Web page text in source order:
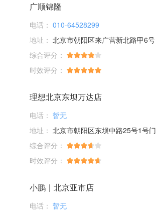
广顺锦隆
电话： 010-64528299
地址： 北京市朝阳区来广营新北路甲6号
综合评分：
时效评分：
理想北京东坝万达店
电话： 暂无
地址： 北京市朝阳区东坝中路25号1号门
综合评分：
时效评分：
小鹏｜北京亚市店
电话： 暂无